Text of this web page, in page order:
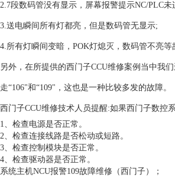
2.7段数码管没有显示，屏幕报警提示NC/PLC未
3.送电瞬间所有灯都亮，但是数码管无显示;
4.所有灯瞬间变暗，POK灯熄灭，数码管不亮等
另外，在所提供的西门子CCU维修案例当中我
走“106"和“109"，这也是一种比较多发的故障。
西门子CCU维修技术人员提醒:如果西门子数控
1、检查电源是否正常。
2、检查连接线路是否松动或短路。
3、检查控制模块是否正常。
4、检查驱动器是否正常。
系统主机NCU报警109故障维修（西门子）；